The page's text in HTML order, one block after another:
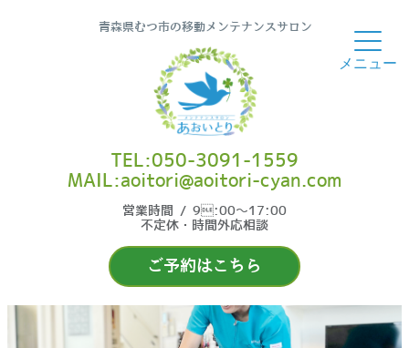
青森県むつ市の移動メンテナンスサロン
ご予約はこちら
TEL:050-3091-1559
MAIL:aoitori@aoitori-cyan.com
営業時間 / 9:00〜17:00
不定休・時間外応相談